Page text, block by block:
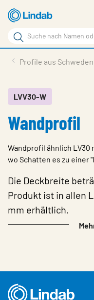
Zum
Hauptinhalt
springen
Suchbegriff
Seite
durchsuchen
Inspiration
Referenzen
Kontakt
Wähle Sprache
Germany - Profile
Profile aus Schweden
LVV30-W
Wandprofil
Wandprofil ähnlich LV30
wo Schatten es zu einer
Die Deckbreite
Produkt ist in allen
mm erhältlich.